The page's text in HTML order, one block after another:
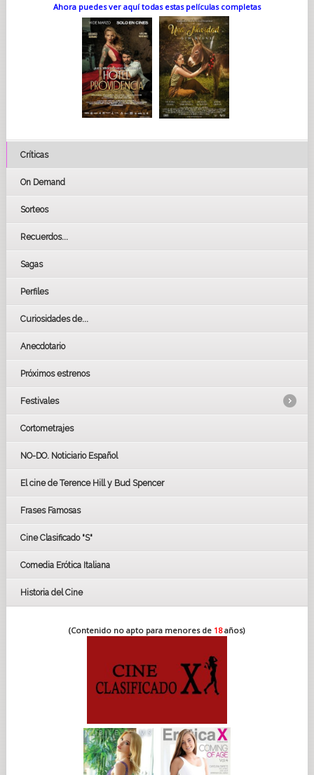
Ahora puedes ver aquí todas estas películas completas
Críticas
On Demand
Sorteos
Recuerdos...
Sagas
Perfiles
Curiosidades de...
Anecdotario
Próximos estrenos
Festivales
LOS OSCARS
GOYAS
BAFTA
Cortometrajes
NO-DO. Noticiario Español
El cine de Terence Hill y Bud Spencer
Frases Famosas
Cine Clasificado "S"
Comedia Erótica Italiana
Historia del Cine
(Contenido no apto para menores de 18años)